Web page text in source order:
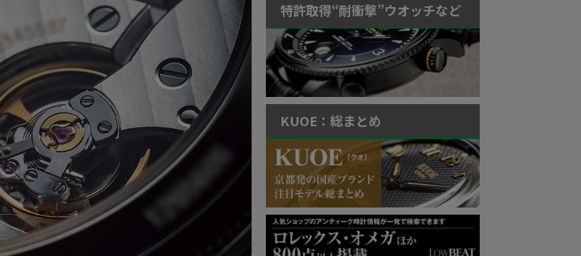
特許取得“耐衝撃”ウオッチなど
KUOE：総まとめ